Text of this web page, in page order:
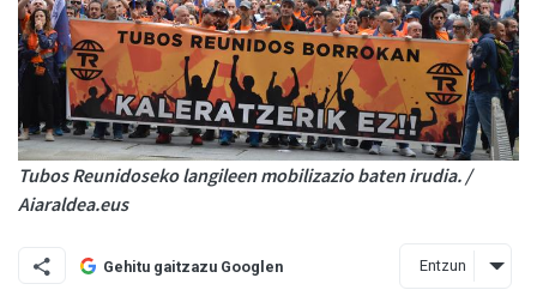
Tubos Reunidoseko langileen mobilizazio baten irudia. /
Aiaraldea.eus
Gehitu gaitzazu Googlen Entzun